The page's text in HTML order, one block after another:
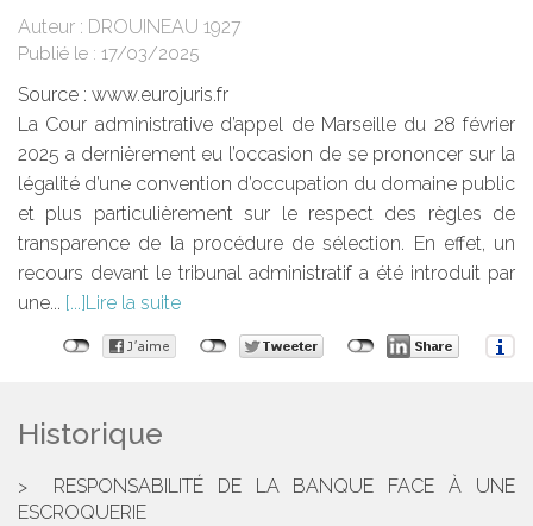
Auteur : DROUINEAU 1927
Publié le : 17/03/2025
Source : www.eurojuris.fr
La Cour administrative d’appel de Marseille du 28 février
2025 a dernièrement eu l’occasion de se prononcer sur la
légalité d’une convention d’occupation du domaine public
et plus particulièrement sur le respect des règles de
transparence de la procédure de sélection. En effet, un
recours devant le tribunal administratif a été introduit par
une...
Lire la suite
Historique
RESPONSABILITÉ DE LA BANQUE FACE À UNE
ESCROQUERIE